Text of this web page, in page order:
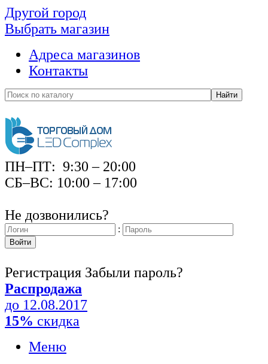
Другой город
Выбрать магазин
Адреса магазинов
Контакты
Найти
ПН–ПТ: 9:30 – 20:00
СБ–ВС: 10:00 – 17:00
Не дозвонились?
:
Войти
Регистрация Забыли пароль?
Распродажа
до 12.08.2017
15% скидка
Меню